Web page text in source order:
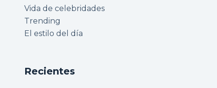
Vida de celebridades
Trending
El estilo del día
Recientes